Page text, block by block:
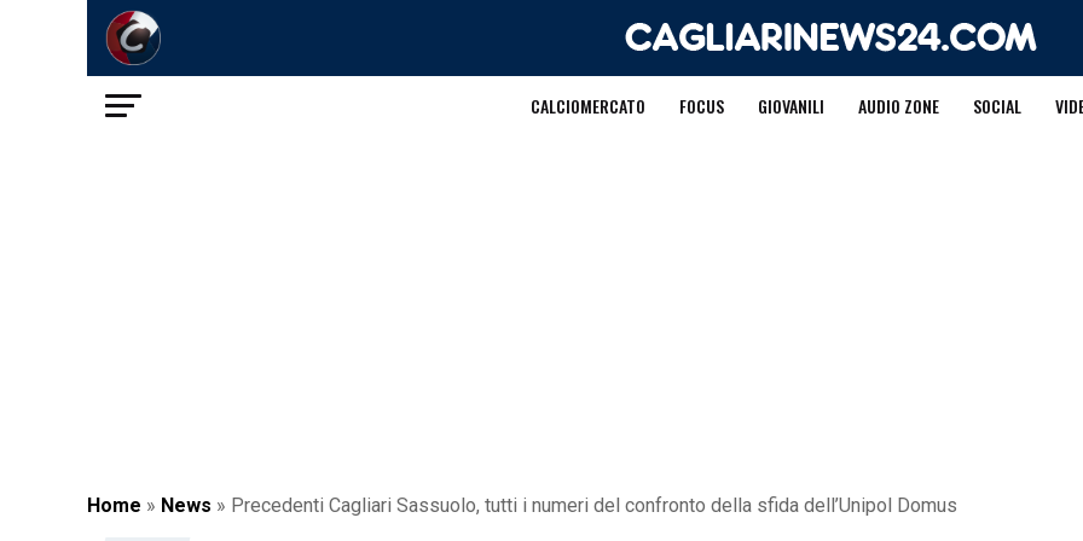
CALCIOMERCATO FOCUS GIOVANILI AUDIO ZONE SOCIAL
Home » News » Precedenti Cagliari Sassuolo, tutti i numeri del confronto della sfida dell’Unipol Domus